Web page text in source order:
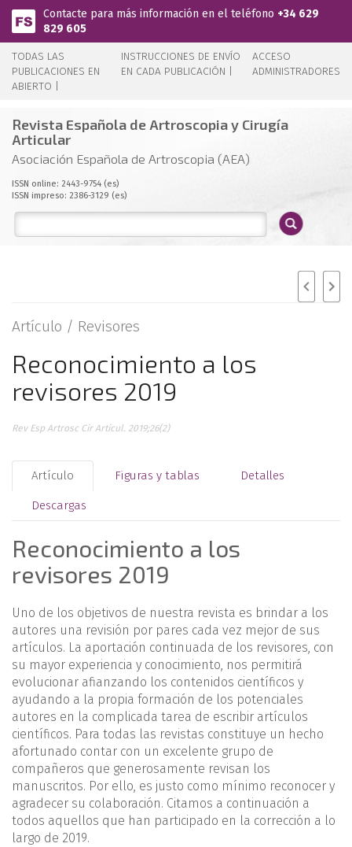
Pasar al contenido principal
Contacte para más información en el teléfono +34 629
829 605
TODAS LAS
PUBLICACIONES EN
ABIERTO |
INSTRUCCIONES DE ENVÍO
EN CADA PUBLICACIÓN |
ACCESO
ADMINISTRADORES
Revista Española de Artroscopia y Cirugía
Articular
Asociación Española de Artroscopia (AEA)
ISSN online: 2443-9754 (es)
ISSN impreso: 2386-3129 (es)
Artículo / Revisores
Reconocimiento a los
revisores 2019
Rev Esp Artrosc Cir Articul. 2019;26(2)
Artículo Figuras y tablas Detalles
Descargas
Reconocimiento a los
revisores 2019
Uno de los objetivos de nuestra revista es brindar a los
autores una revisión por pares cada vez mejor de sus
artículos. La aportación continuada de los revisores, con
su mayor experiencia y conocimiento, nos permitirá
evolucionar afianzando los contenidos científicos y
ayudando a la propia formación de los potenciales
autores en la complicada tarea de escribir artículos
científicos. Para todas las revistas constituye un hecho
afortunado contar con un excelente grupo de
compañeros que generosamente revisan los
manuscritos. Por ello, es justo como mínimo reconocer y
agradecer su colaboración. Citamos a continuación a
todos aquellos que han participado en la corrección a lo
largo de 2019.